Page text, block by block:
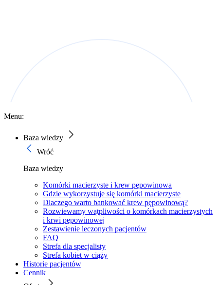
Menu:
Baza wiedzy
Wróć
Baza wiedzy
Komórki macierzyste i krew pępowinowa
Gdzie wykorzystuje się komórki macierzyste
Dlaczego warto bankować krew pępowinową?
Rozwiewamy wątpliwości o komórkach macierzystych
i krwi pępowinowej
Zestawienie leczonych pacjentów
FAQ
Strefa dla specjalisty
Strefa kobiet w ciąży
Historie pacjentów
Cennik